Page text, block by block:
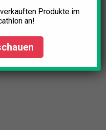
Produkte im
an!